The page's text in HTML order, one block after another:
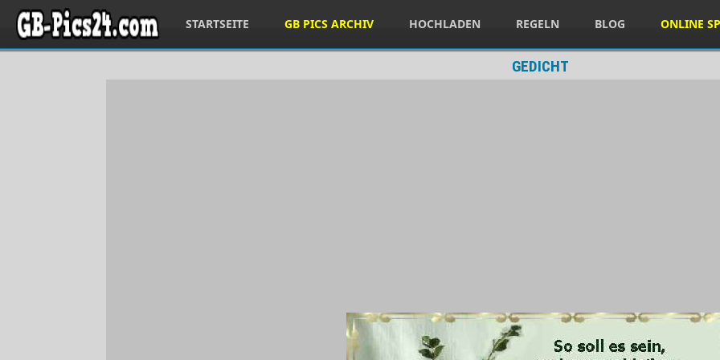
STARTSEITE GB PICS ARCHIV HOCHLADEN REGELN BLOG ONLINE
GEDICHT